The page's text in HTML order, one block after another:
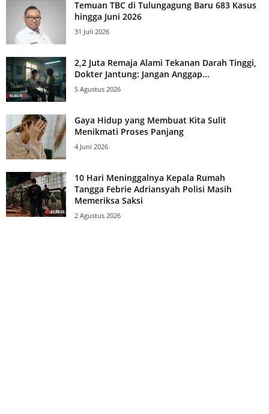
Temuan TBC di Tulungagung Baru 683 Kasus
hingga Juni 2026
31 Juli 2026
2,2 Juta Remaja Alami Tekanan Darah Tinggi,
Dokter Jantung: Jangan Anggap...
5 Agustus 2026
Gaya Hidup yang Membuat Kita Sulit
Menikmati Proses Panjang
4 Juni 2026
10 Hari Meninggalnya Kepala Rumah
Tangga Febrie Adriansyah Polisi Masih
Memeriksa Saksi
2 Agustus 2026